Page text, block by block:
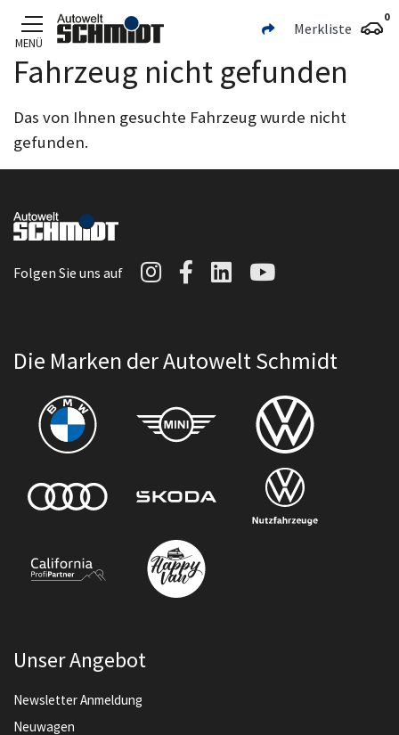
Zum Hauptinhalt
MENÜ
Merkliste
0
Fahrzeug nicht gefunden
Das von Ihnen gesuchte Fahrzeug wurde nicht
gefunden.
Folgen Sie uns auf Autowelt Schmidt auf
Autowelt Schmidt
AutoweltAutowelt
Die Marken der Autowelt Schmidt
Unser Angebot
Newsletter Anmeldung
Neuwagen